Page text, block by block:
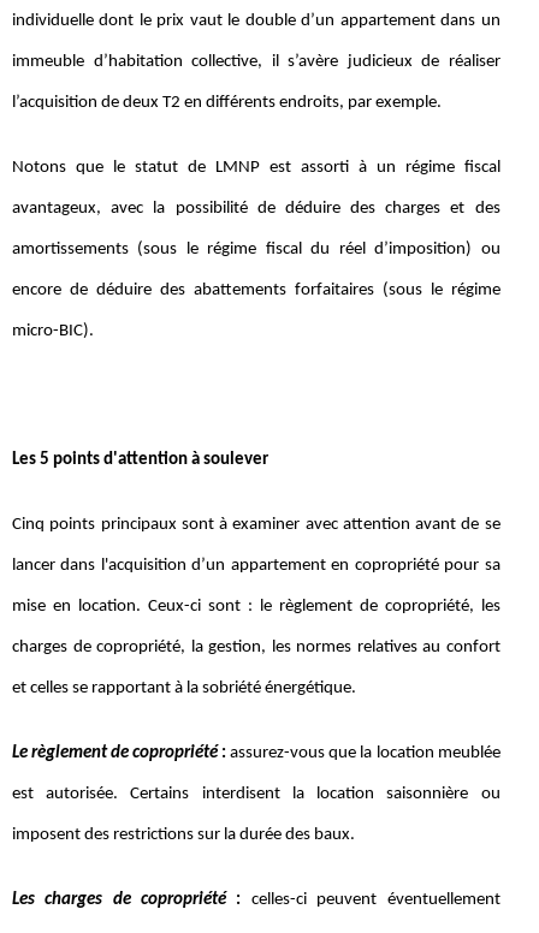
individuelle dont le prix vaut le double d’un appartement dans un
immeuble d’habitation collective, il s’avère judicieux de réaliser
l’acquisition de deux T2 en différents endroits, par exemple.
Notons que le statut de LMNP est assorti à un régime fiscal
avantageux, avec la possibilité de déduire des charges et des
amortissements (sous le régime fiscal du réel d’imposition) ou
encore de déduire des abattements forfaitaires (sous le régime
micro-BIC).
Les 5 points d'attention à soulever
Cinq points principaux sont à examiner avec attention avant de se
lancer dans l'acquisition d’un appartement en copropriété pour sa
mise en location. Ceux-ci sont : le règlement de copropriété, les
charges de copropriété, la gestion, les normes relatives au confort
et celles se rapportant à la sobriété énergétique.
Le règlement de copropriété : assurez-vous que la location meublée
est autorisée. Certains interdisent la location saisonnière ou
imposent des restrictions sur la durée des baux.
Les charges de copropriété : celles-ci peuvent éventuellement